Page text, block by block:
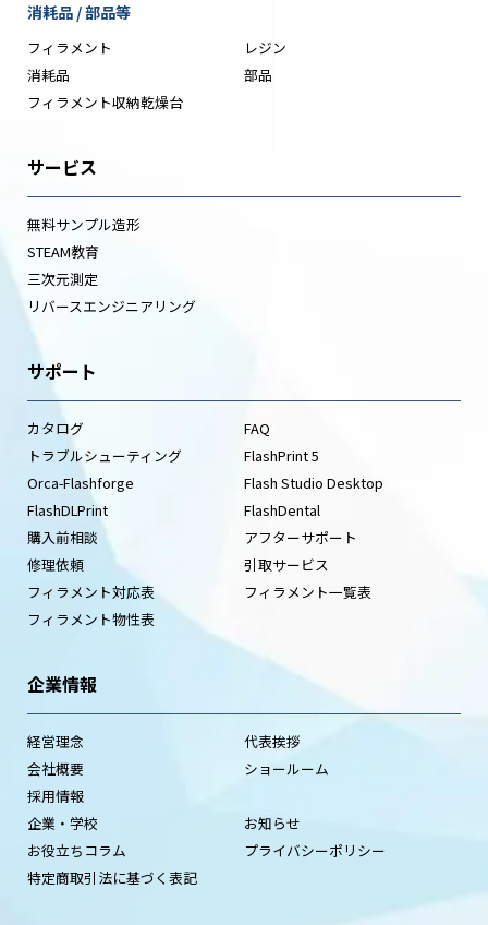
消耗品 / 部品等
フィラメント
レジン
消耗品
部品
フィラメント収納乾燥台
サービス
無料サンプル造形
STEAM教育
三次元測定
リバースエンジニアリング
サポート
カタログ
FAQ
トラブルシューティング
FlashPrint 5
Orca-Flashforge
Flash Studio Desktop
FlashDLPrint
FlashDental
購入前相談
アフターサポート
修理依頼
引取サービス
フィラメント対応表
フィラメント一覧表
フィラメント物性表
企業情報
経営理念
代表挨拶
会社概要
ショールーム
採用情報
企業・学校
お知らせ
お役立ちコラム
プライバシーポリシー
特定商取引法に基づく表記